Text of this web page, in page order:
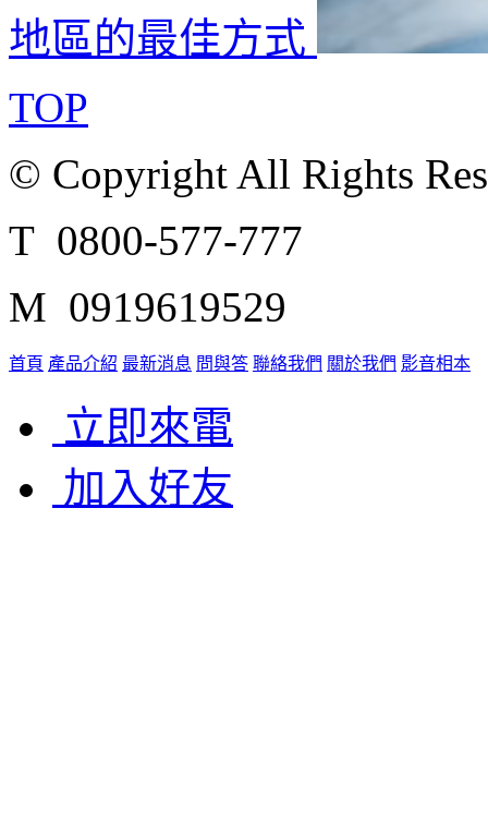
地區的最佳方式
TOP
© Copyright All Rights
T 0800-577-777
M 0919619529
首頁 產品介紹 最新消息 問與答 聯絡我們 關於我們 影音相本
立即來電
加入好友